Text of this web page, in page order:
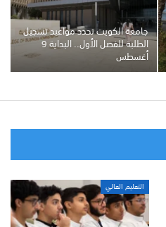
جامعة الكويت تحدد مواعيد تسجيل
الطلبة للفصل الأول.. البداية 9
أغسطس
التعليم العالي